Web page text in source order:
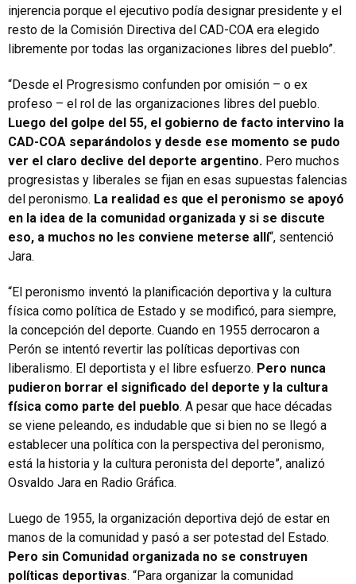
injerencia porque el ejecutivo podía designar presidente y el
resto de la Comisión Directiva del CAD-COA era elegido
libremente por todas las organizaciones libres del pueblo”.
“Desde el Progresismo confunden por omisión – o ex
profeso – el rol de las organizaciones libres del pueblo.
Luego del golpe del 55, el gobierno de facto intervino la
CAD-COA separándolos y desde ese momento se pudo
ver el claro declive del deporte argentino. Pero muchos
progresistas y liberales se fijan en esas supuestas falencias
del peronismo. La realidad es que el peronismo se apoyó
en la idea de la comunidad organizada y si se discute
eso, a muchos no les conviene meterse allí“, sentenció
Jara.
“El peronismo inventó la planificación deportiva y la cultura
física como política de Estado y se modificó, para siempre,
la concepción del deporte. Cuando en 1955 derrocaron a
Perón se intentó revertir las políticas deportivas con
liberalismo. El deportista y el libre esfuerzo. Pero nunca
pudieron borrar el significado del deporte y la cultura
física como parte del pueblo. A pesar que hace décadas
se viene peleando, es indudable que si bien no se llegó a
establecer una política con la perspectiva del peronismo,
está la historia y la cultura peronista del deporte”, analizó
Osvaldo Jara en Radio Gráfica.
Luego de 1955, la organización deportiva dejó de estar en
manos de la comunidad y pasó a ser potestad del Estado.
Pero sin Comunidad organizada no se construyen
políticas deportivas. “Para organizar la comunidad